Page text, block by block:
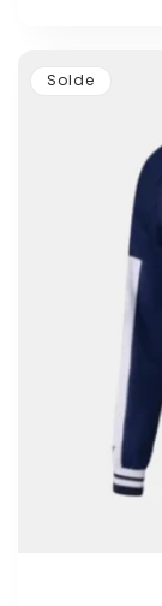
Solde